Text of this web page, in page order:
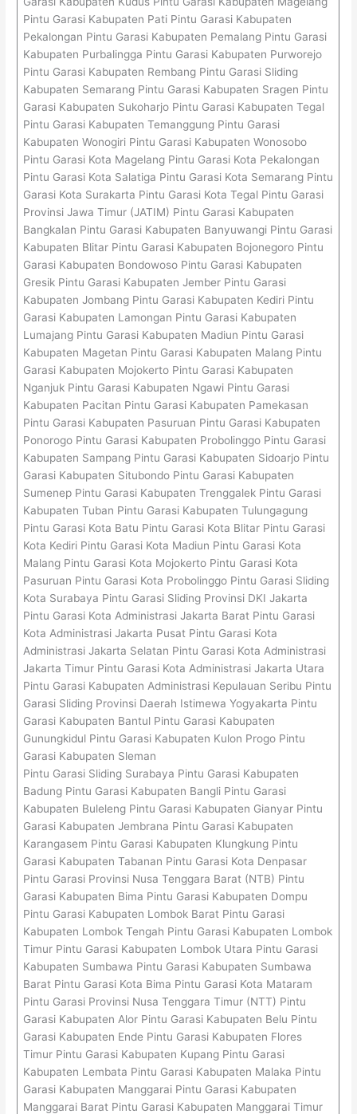
Pintu Garasi Kabupaten Pati Pintu Garasi Kabupaten
Pekalongan Pintu Garasi Kabupaten Pemalang Pintu Garasi
Kabupaten Purbalingga Pintu Garasi Kabupaten Purworejo
Pintu Garasi Kabupaten Rembang Pintu Garasi Sliding
Kabupaten Semarang Pintu Garasi Kabupaten Sragen Pintu
Garasi Kabupaten Sukoharjo Pintu Garasi Kabupaten Tegal
Pintu Garasi Kabupaten Temanggung Pintu Garasi
Kabupaten Wonogiri Pintu Garasi Kabupaten Wonosobo
Pintu Garasi Kota Magelang Pintu Garasi Kota Pekalongan
Pintu Garasi Kota Salatiga Pintu Garasi Kota Semarang Pintu
Garasi Kota Surakarta Pintu Garasi Kota Tegal Pintu Garasi
Provinsi Jawa Timur (JATIM) Pintu Garasi Kabupaten
Bangkalan Pintu Garasi Kabupaten Banyuwangi Pintu Garasi
Kabupaten Blitar Pintu Garasi Kabupaten Bojonegoro Pintu
Garasi Kabupaten Bondowoso Pintu Garasi Kabupaten
Gresik Pintu Garasi Kabupaten Jember Pintu Garasi
Kabupaten Jombang Pintu Garasi Kabupaten Kediri Pintu
Garasi Kabupaten Lamongan Pintu Garasi Kabupaten
Lumajang Pintu Garasi Kabupaten Madiun Pintu Garasi
Kabupaten Magetan Pintu Garasi Kabupaten Malang Pintu
Garasi Kabupaten Mojokerto Pintu Garasi Kabupaten
Nganjuk Pintu Garasi Kabupaten Ngawi Pintu Garasi
Kabupaten Pacitan Pintu Garasi Kabupaten Pamekasan
Pintu Garasi Kabupaten Pasuruan Pintu Garasi Kabupaten
Ponorogo Pintu Garasi Kabupaten Probolinggo Pintu Garasi
Kabupaten Sampang Pintu Garasi Kabupaten Sidoarjo Pintu
Garasi Kabupaten Situbondo Pintu Garasi Kabupaten
Sumenep Pintu Garasi Kabupaten Trenggalek Pintu Garasi
Kabupaten Tuban Pintu Garasi Kabupaten Tulungagung
Pintu Garasi Kota Batu Pintu Garasi Kota Blitar Pintu Garasi
Kota Kediri Pintu Garasi Kota Madiun Pintu Garasi Kota
Malang Pintu Garasi Kota Mojokerto Pintu Garasi Kota
Pasuruan Pintu Garasi Kota Probolinggo Pintu Garasi Sliding
Kota Surabaya Pintu Garasi Sliding Provinsi DKI Jakarta
Pintu Garasi Kota Administrasi Jakarta Barat Pintu Garasi
Kota Administrasi Jakarta Pusat Pintu Garasi Kota
Administrasi Jakarta Selatan Pintu Garasi Kota Administrasi
Jakarta Timur Pintu Garasi Kota Administrasi Jakarta Utara
Pintu Garasi Kabupaten Administrasi Kepulauan Seribu Pintu
Garasi Sliding Provinsi Daerah Istimewa Yogyakarta Pintu
Garasi Kabupaten Bantul Pintu Garasi Kabupaten
Gunungkidul Pintu Garasi Kabupaten Kulon Progo Pintu
Garasi Kabupaten Sleman
Pintu Garasi Sliding Surabaya Pintu Garasi Kabupaten
Badung Pintu Garasi Kabupaten Bangli Pintu Garasi
Kabupaten Buleleng Pintu Garasi Kabupaten Gianyar Pintu
Garasi Kabupaten Jembrana Pintu Garasi Kabupaten
Karangasem Pintu Garasi Kabupaten Klungkung Pintu
Garasi Kabupaten Tabanan Pintu Garasi Kota Denpasar
Pintu Garasi Provinsi Nusa Tenggara Barat (NTB) Pintu
Garasi Kabupaten Bima Pintu Garasi Kabupaten Dompu
Pintu Garasi Kabupaten Lombok Barat Pintu Garasi
Kabupaten Lombok Tengah Pintu Garasi Kabupaten Lombok
Timur Pintu Garasi Kabupaten Lombok Utara Pintu Garasi
Kabupaten Sumbawa Pintu Garasi Kabupaten Sumbawa
Barat Pintu Garasi Kota Bima Pintu Garasi Kota Mataram
Pintu Garasi Provinsi Nusa Tenggara Timur (NTT) Pintu
Garasi Kabupaten Alor Pintu Garasi Kabupaten Belu Pintu
Garasi Kabupaten Ende Pintu Garasi Kabupaten Flores
Timur Pintu Garasi Kabupaten Kupang Pintu Garasi
Kabupaten Lembata Pintu Garasi Kabupaten Malaka Pintu
Garasi Kabupaten Manggarai Pintu Garasi Kabupaten
Manggarai Barat Pintu Garasi Kabupaten Manggarai Timur